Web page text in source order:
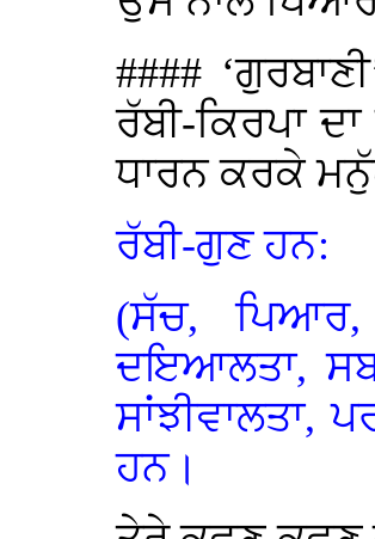
####
ਰੱਬੀ-ਕਿਰਪਾ
ਧਾਰਨ ਕਰਕੇ
ਰੱਬੀ-ਗੁਣ ਹਨ:
(ਸੱਚ, ਪਿਆਰ,
ਦਇਆਲਤਾ,
ਹਨ।